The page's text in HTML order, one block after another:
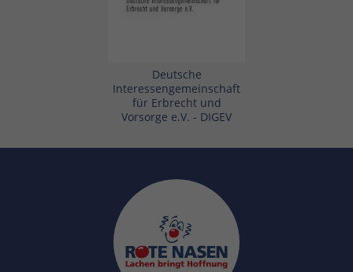
Deutsche
Interessengemeinschaft
für Erbrecht und
Vorsorge e.V. - DIGEV